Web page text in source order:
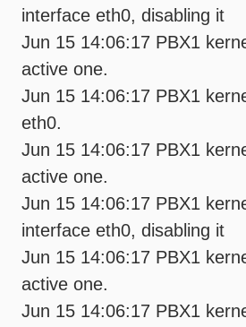
interface eth0, disabling it
Jun 15 14:06:17 PBX1
active one.
Jun 15 14:06:17 PBX1
eth0.
Jun 15 14:06:17 PBX1
active one.
Jun 15 14:06:17 PBX1
interface eth0, disabling it
Jun 15 14:06:17 PBX1
active one.
Jun 15 14:06:17 PBX1